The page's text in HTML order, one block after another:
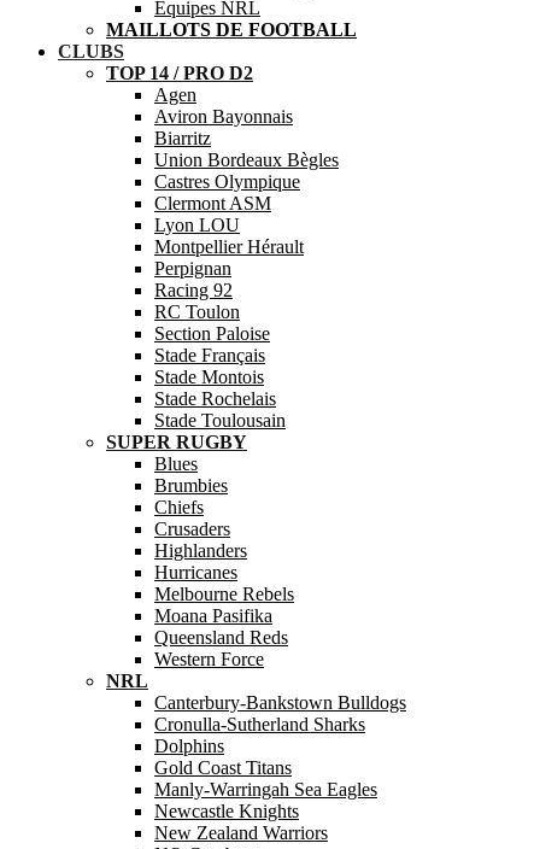
Équipes NRL
MAILLOTS DE FOOTBALL
CLUBS
TOP 14 / PRO D2
Agen
Aviron Bayonnais
Biarritz
Union Bordeaux Bègles
Castres Olympique
Clermont ASM
Lyon LOU
Montpellier Hérault
Perpignan
Racing 92
RC Toulon
Section Paloise
Stade Français
Stade Montois
Stade Rochelais
Stade Toulousain
SUPER RUGBY
Blues
Brumbies
Chiefs
Crusaders
Highlanders
Hurricanes
Melbourne Rebels
Moana Pasifika
Queensland Reds
Western Force
NRL
Canterbury-Bankstown Bulldogs
Cronulla-Sutherland Sharks
Dolphins
Gold Coast Titans
Manly-Warringah Sea Eagles
Newcastle Knights
New Zealand Warriors